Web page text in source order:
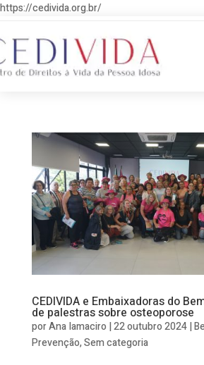
https://cedivida.org.br/
CEDIVIDA e Embaixadoras do
de palestras sobre osteoporose
porAna Iamaciro |22 outubro 2024|
Prevenção,Sem categoria